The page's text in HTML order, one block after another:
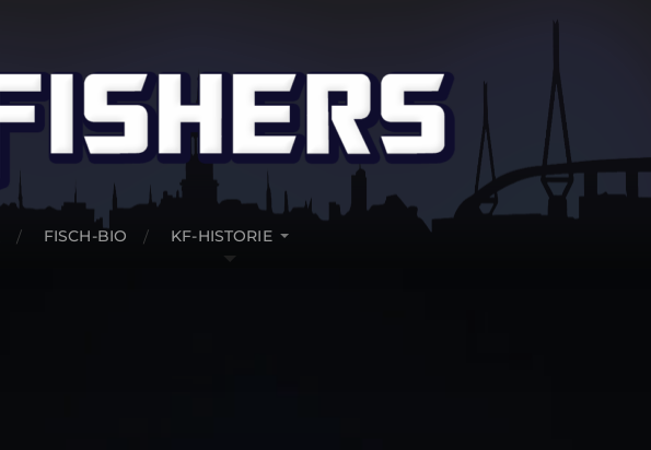
FISCH-BIO KF-HISTORIE